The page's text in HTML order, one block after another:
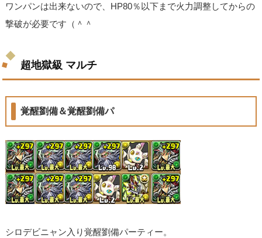
ワンパンは出来ないので、HP80％以下まで火力調整してからの
撃破が必要です（＾＾
超地獄級 マルチ
覚醒劉備＆覚醒劉備パ
シロデビニャン入り覚醒劉備パーティー。